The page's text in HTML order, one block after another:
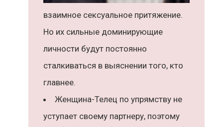
взаимное сексуальное притяжение.
Но их сильные доминирующие
личности будут постоянно
сталкиваться в выяснении того, кто
главнее.
Женщина-Телец по упрямству не
уступает своему партнеру, поэтому